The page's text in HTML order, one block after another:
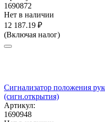
1690872
Нет в наличии
12 187.19 ₽
(Включая налог)
Сигнализатор положения
(сигн.открытия)
Артикул:
1690948